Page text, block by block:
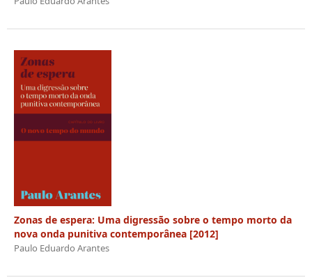
Zonas de espera: Uma digressão sobre o tempo morto da
nova onda punitiva contemporânea [2012]
Paulo Eduardo Arantes